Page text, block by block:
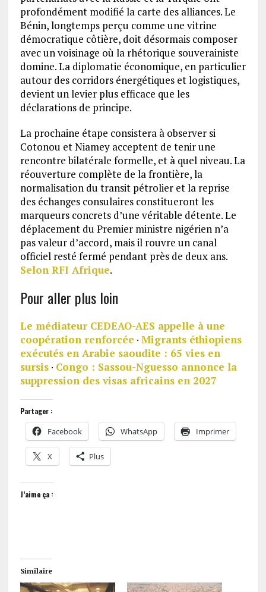
profondément modifié la carte des alliances. Le
Bénin, longtemps perçu comme une vitrine
démocratique côtière, doit désormais composer
avec un voisinage où la rhétorique souverainiste
domine. La diplomatie économique, en particulier
autour des corridors énergétiques et logistiques,
devient un levier plus efficace que les
déclarations de principe.
La prochaine étape consistera à observer si
Cotonou et Niamey acceptent de tenir une
rencontre bilatérale formelle, et à quel niveau. La
réouverture complète de la frontière, la
normalisation du transit pétrolier et la reprise
des échanges consulaires constitueront les
marqueurs concrets d’une véritable détente. Le
déplacement du Premier ministre nigérien n’a
pas valeur d’accord, mais il rouvre un canal
officiel resté fermé pendant près de deux ans.
Selon RFI Afrique.
Pour aller plus loin
Le médiateur CEDEAO-AES appelle à une
coopération renforcée · Migrants éthiopiens
exécutés en Arabie saoudite : 65 vies en
sursis· Congo : Sassou-Nguesso annonce la
suppression des visas africains en 2027
Partager :
Facebook WhatsApp Imprimer
X Plus
J’aime ça :
Similaire